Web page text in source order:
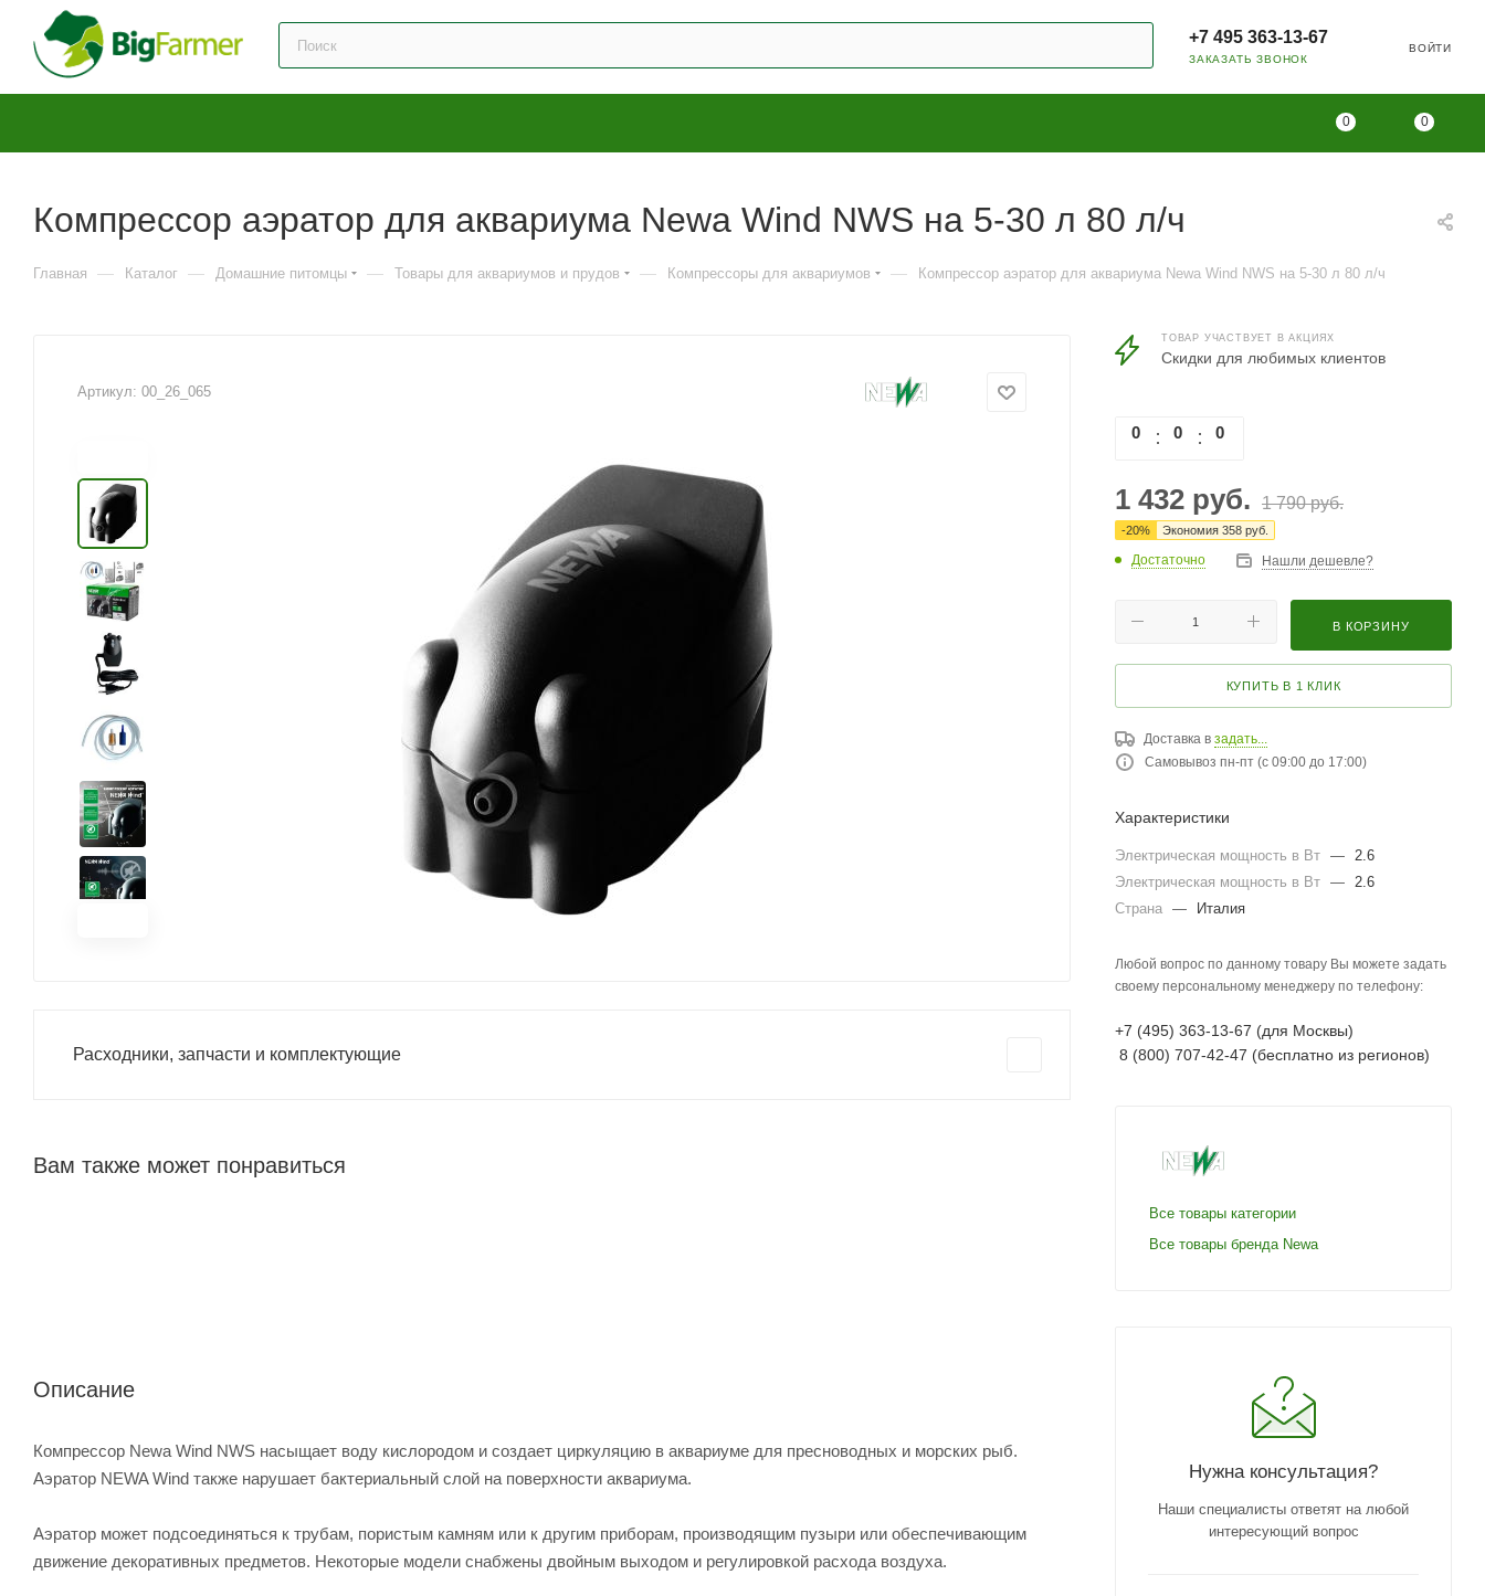
+7 495 363-13-67
ЗАКАЗАТЬ ЗВОНОК
ВОЙТИ
0 0
Компрессор аэратор для аквариума Newa Wind NWS на 5-30 л 80 л/ч
Главная — Каталог — Домашние питомцы — Товары для аквариумов и прудов — Компрессоры для аквариумов — Компрессор аэратор для аквариума Newa Wind NWS на 5-30 л 80 л/ч
Артикул: 00_26_065
Расходники, запчасти и комплектующие
Вам также может понравиться
Описание
Компрессор Newa Wind NWS насыщает воду кислородом и создает циркуляцию в аквариуме для пресноводных и морских рыб.
Аэратор NEWA Wind также нарушает бактериальный слой на поверхности аквариума.
Аэратор может подсоединяться к трубам, пористым камням или к другим приборам, производящим пузыри или обеспечивающим
движение декоративных предметов. Некоторые модели снабжены двойным выходом и регулировкой расхода воздуха.
ТОВАР УЧАСТВУЕТ В АКЦИЯХ
Скидки для любимых клиентов
0 0 0
1 432 руб. 1 790руб.
-20% Экономия 358 руб.
Достаточно Нашли дешевле?
В КОРЗИНУ
КУПИТЬ В 1 КЛИК
Доставка в задать...
Самовывоз пн-пт (с 09:00 до 17:00)
Характеристики
Электрическая мощность в Вт —
2.6
Электрическая мощность в Вт —
2.6
Страна — Италия
Любой вопрос по данному товару Вы можете задать
своему персональному менеджеру по телефону:
+7 (495) 363-13-67 (для Москвы)
8 (800) 707-42-47 (бесплатно из регионов)
Все товары категории
Все товары бренда Newa
Нужна консультация?
Наши специалисты ответят на любой
интересующий вопрос